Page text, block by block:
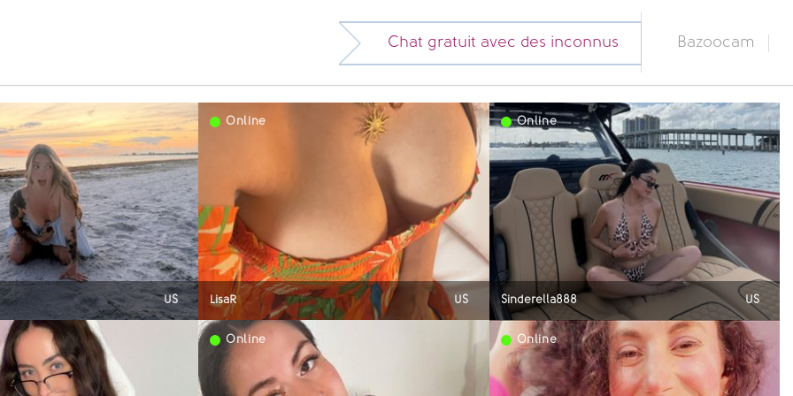
Chat gratuit avec des inconnus Bazoocam
US
Online
LisaR US
Online
Sinderella888 US
Online Online